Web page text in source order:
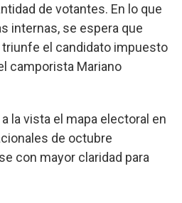
de votantes. En lo que
internas, se espera que
el candidato impuesto
camporista Mariano
la vista el mapa electoral en
de octubre
con mayor claridad para